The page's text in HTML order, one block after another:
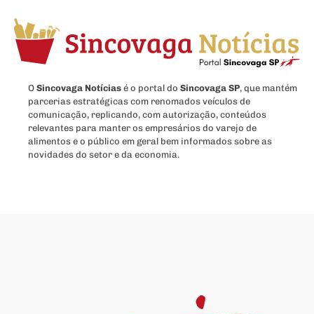
O Sincovaga Notícias é o portal do Sincovaga SP, que mantém
parcerias estratégicas com renomados veículos de
comunicação, replicando, com autorização, conteúdos
relevantes para manter os empresários do varejo de
alimentos e o público em geral bem informados sobre as
novidades do setor e da economia.